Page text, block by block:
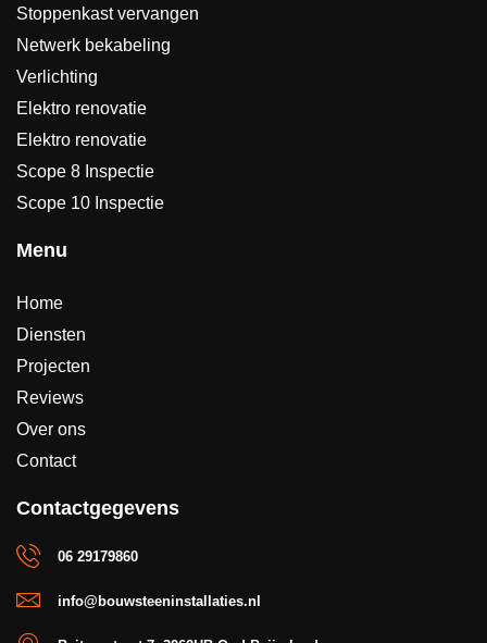
Stoppenkast vervangen
Netwerk bekabeling
Verlichting
Elektro renovatie
Elektro renovatie
Scope 8 Inspectie
Scope 10 Inspectie
Menu
Home
Diensten
Projecten
Reviews
Over ons
Contact
Contactgegevens
06 29179860
info@bouwsteeninstallaties.nl